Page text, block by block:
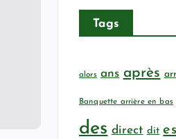
Tags
alors ans après
Banquette arrière en bas
des direct dit